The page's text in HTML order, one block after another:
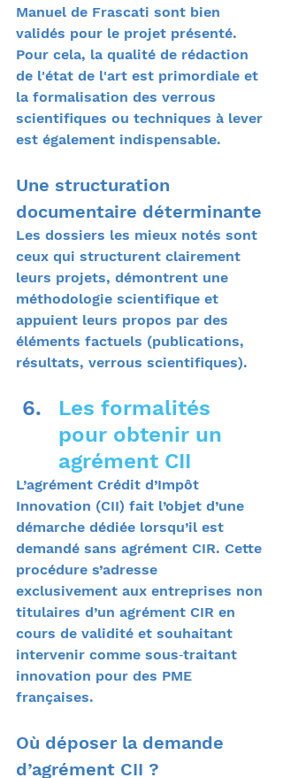
Manuel de Frascati sont bien
validés pour le projet présenté.
Pour cela, la qualité de rédaction
de l'état de l'art est primordiale et
la formalisation des verrous
scientifiques ou techniques à lever
est également indispensable.
Une structuration
documentaire déterminante
Les dossiers les mieux notés sont
ceux qui structurent clairement
leurs projets, démontrent une
méthodologie scientifique et
appuient leurs propos par des
éléments factuels (publications,
résultats, verrous scientifiques).
Les formalités
pour obtenir un
agrément CII
L’agrément Crédit d’Impôt
Innovation (CII) fait l’objet d’une
démarche dédiée lorsqu’il est
demandé sans agrément CIR. Cette
procédure s’adresse
exclusivement aux entreprises non
titulaires d’un agrément CIR en
cours de validité et souhaitant
intervenir comme sous‑traitant
innovation pour des PME
françaises.
Où déposer la demande
d’agrément CII ?